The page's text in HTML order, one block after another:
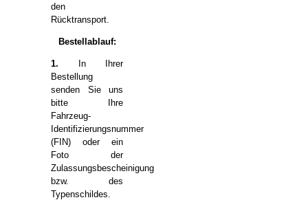
den
Rücktransport.
Bestellablauf:
1. In Ihrer
Bestellung
senden Sie uns
bitte Ihre
Fahrzeug-
Identifizierungsnummer
(FIN) oder ein
Foto der
Zulassungsbescheinigung
bzw. des
Typenschildes.